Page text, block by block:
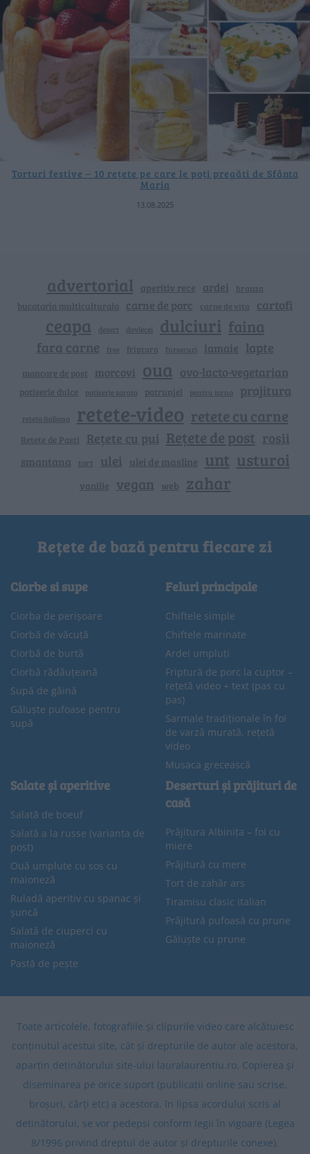
Torturi festive – 10 rețete pe care le poți pregăti de Sfânta
Maria
13.08.2025
advertorial aperitiv rece ardei branza
bucataria multiculturala carne de porc carne de vita cartofi
ceapa desert dovlecei dulciuri faina
fara carne free friptura fursecuri lamaie lapte
mancare de post morcovi oua ovo-lacto-vegetarian
patiserie dulce patiserie sarata patrunjel pentru iarna prajitura
reteta italiana retete-video retete cu carne
Retete de Pasti Rețete cu pui Rețete de post rosii
smantana tort ulei ulei de masline unt usturoi
vanilie vegan web zahar
Rețete de bază pentru fiecare zi
Ciorbe si supe
Ciorba de perișoare
Ciorbă de văcuță
Ciorbă de burtă
Ciorbă rădăuțeană
Supă de găină
Găluște pufoase pentru
supă
Feluri principale
Chiftele simple
Chiftele marinate
Ardei umpluți
Friptură de porc la cuptor –
rețetă video + text (pas cu
pas)
Sarmale tradiționale în foi
de varză murată, rețetă
video
Musaca grecească
Salate și aperitive
Salată de boeuf
Salată a la russe (varianta de
post)
Ouă umplute cu sos cu
maioneză
Ruladă aperitiv cu spanac și
șuncă
Salată de ciuperci cu
maioneză
Pastă de pește
Deserturi și prăjituri de
casă
Prăjitura Albinița – foi cu
miere
Prăjitură cu mere
Tort de zahăr ars
Tiramisu clasic italian
Prăjitură pufoasă cu prune
Găluște cu prune
Toate articolele, fotografiile și clipurile video care alcătuiesc
conținutul acestui site, cât și drepturile de autor ale acestora,
aparțin deținătorului site-ului lauralaurentiu.ro. Copierea și
diseminarea pe orice suport (publicații online sau scrise,
broșuri, cărți etc) a acestora, în lipsa acordului scris al
deținătorului, se vor pedepsi conform legii în vigoare (Legea
8/1996 privind dreptul de autor și drepturile conexe).